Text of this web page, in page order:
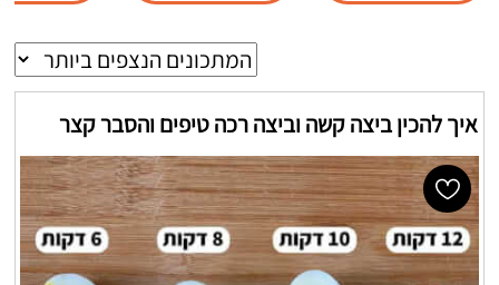
איך להכין ביצה קשה וביצה רכה טיפים והסבר קצר